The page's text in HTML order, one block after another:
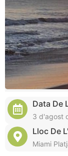
Data De
3 d'agost
Lloc De
Miami